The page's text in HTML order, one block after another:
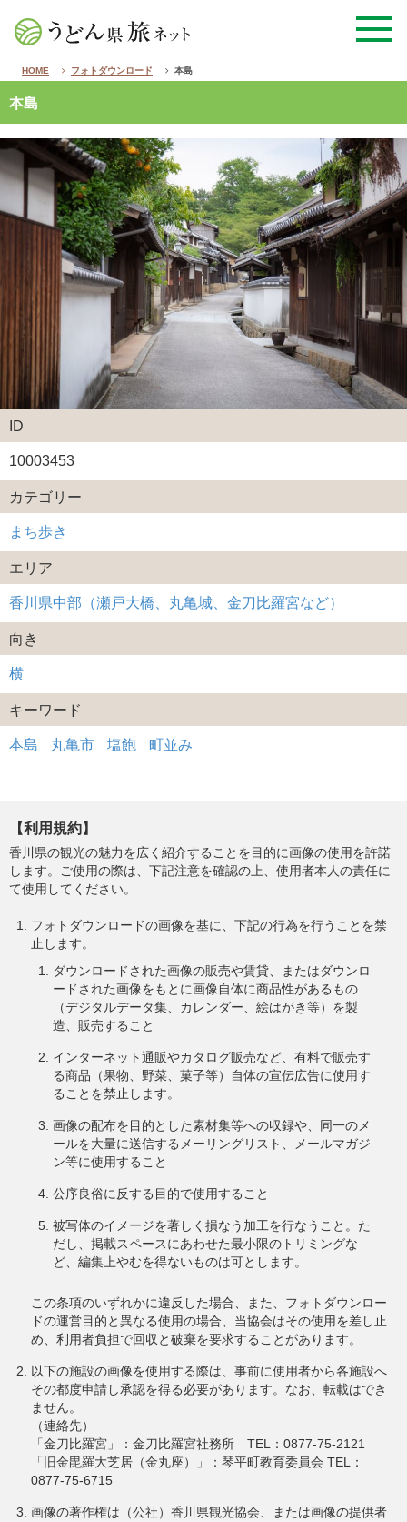
HOME フォトダウンロード 本島
本島
ID
10003453
カテゴリー
まち歩き
エリア
香川県中部（瀬戸大橋、丸亀城、金刀比羅宮など）
向き
横
キーワード
本島 丸亀市 塩飽 町並み
【利用規約】
香川県の観光の魅力を広く紹介することを目的に画像の使用を許諾
します。ご使用の際は、下記注意を確認の上、使用者本人の責任に
て使用してください。
フォトダウンロードの画像を基に、下記の行為を行うことを禁
止します。
ダウンロードされた画像の販売や賃貸、またはダウンロ
ードされた画像をもとに画像自体に商品性があるもの
（デジタルデータ集、カレンダー、絵はがき等）を製
造、販売すること
インターネット通販やカタログ販売など、有料で販売す
る商品（果物、野菜、菓子等）自体の宣伝広告に使用す
ることを禁止します。
画像の配布を目的とした素材集等への収録や、同一のメ
ールを大量に送信するメーリングリスト、メールマガジ
ン等に使用すること
公序良俗に反する目的で使用すること
被写体のイメージを著しく損なう加工を行なうこと。た
だし、掲載スペースにあわせた最小限のトリミングな
ど、編集上やむを得ないものは可とします。
この条項のいずれかに違反した場合、また、フォトダウンロー
ドの運営目的と異なる使用の場合、当協会はその使用を差し止
め、利用者負担で回収と破棄を要求することがあります。
以下の施設の画像を使用する際は、事前に使用者から各施設へ
その都度申請し承認を得る必要があります。なお、転載はでき
ません。
（連絡先）
「金刀比羅宮」：金刀比羅宮社務所 TEL：0877-75-2121
「旧金毘羅大芝居（金丸座）」：琴平町教育委員会 TEL：
0877-75-6715
画像の著作権は（公社）香川県観光協会、または画像の提供者